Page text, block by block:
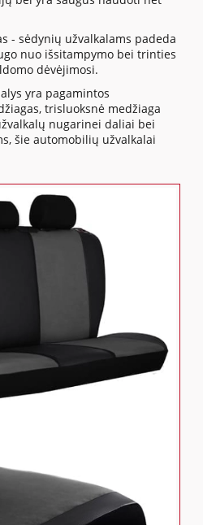
- sėdynių užvalkalams padeda
nuo išsitampymo bei trinties
dėvėjimosi.
yra pagamintos
trisluoksnė medžiaga
nugarinei daliai bei
šie automobilių užvalkalai